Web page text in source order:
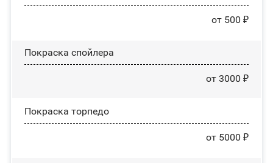
от 500 ₽
Покраска спойлера
от 3000 ₽
Покраска торпедо
от 5000 ₽